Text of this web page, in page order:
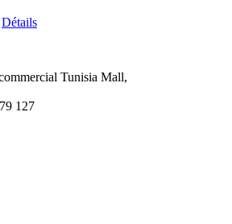
Détails
Tunisia Mall,
127